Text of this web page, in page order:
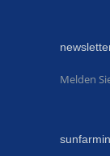
Melden